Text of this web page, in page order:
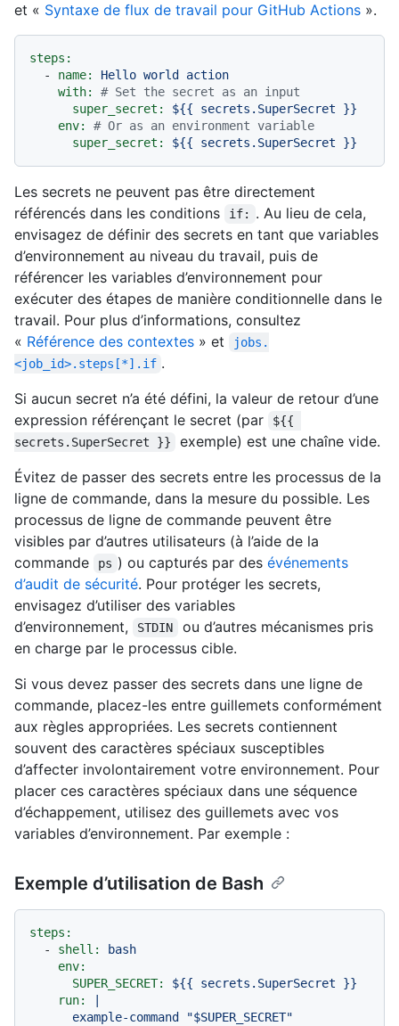
et « Syntaxe de flux de travail pour GitHub Actions ».
steps:
-
name: Hello world
action
with:
# Set the secret as an input
super_secret:
${{ secrets.SuperSecret
}}
env:
# Or as an environment variable
super_secret:
${{ secrets.SuperSecret }}
Les secrets ne peuvent pas être directement
référencés dans les conditions
if:
. Au lieu de cela,
envisagez de définir des secrets en tant que variables
d’environnement au niveau du travail, puis de
référencer les variables d’environnement pour
exécuter des étapes de manière conditionnelle dans le
travail. Pour plus d’informations, consultez
« Référence des contextes » et
jobs.
<job_id>.steps[*].if .
Si aucun secret n’a été défini, la valeur de retour d’une
expression référençant le secret (par
${{
secrets.SuperSecret }}
exemple) est une chaîne vide.
Évitez de passer des secrets entre les processus de la
ligne de commande, dans la mesure du possible. Les
processus de ligne de commande peuvent être
visibles par d’autres utilisateurs (à l’aide de la
commande
ps ) ou capturés par des événements
d’audit de sécurité. Pour protéger les secrets,
envisagez d’utiliser des variables
d’environnement,
STDIN
ou d’autres mécanismes pris
en charge par le processus cible.
Si vous devez passer des secrets dans une ligne de
commande, placez-les entre guillemets conformément
aux règles appropriées. Les secrets contiennent
souvent des caractères spéciaux susceptibles
d’affecter involontairement votre environnement. Pour
placer ces caractères spéciaux dans une séquence
d’échappement, utilisez des guillemets avec vos
variables d’environnement. Par exemple :
Exemple d’utilisation de Bash
steps:
-
shell:
bash
env:
SUPER_SECRET:
${{ secrets.SuperSecret
}}
run: